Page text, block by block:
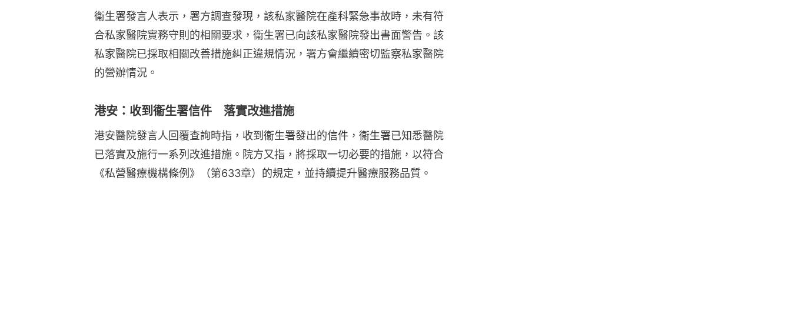
衞生署發言人表示，署方調查發現，該私家醫院在產科緊急事故時，未有符
合私家醫院實務守則的相關要求，衞生署已向該私家醫院發出書面警告。該
私家醫院已採取相關改善措施糾正違規情況，署方會繼續密切監察私家醫院
的營辦情況。
港安：收到衞生署信件 落實改進措施
港安醫院發言人回覆查詢時指，收到衞生署發出的信件，衞生署已知悉醫院
已落實及施行一系列改進措施。院方又指，將採取一切必要的措施，以符合
《私營醫療機構條例》（第633章）的規定，並持續提升醫療服務品質。